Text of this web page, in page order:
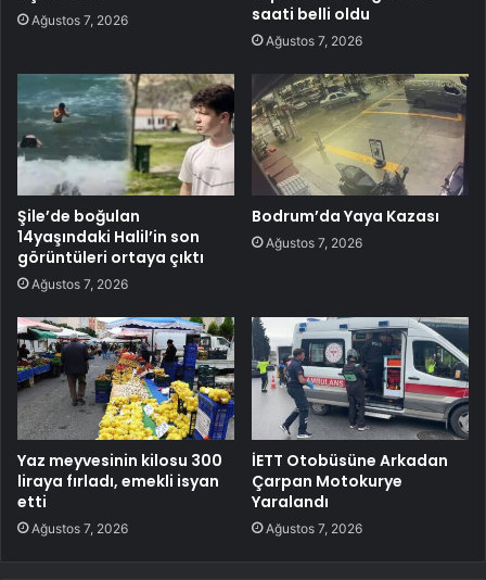
Ağustos 7, 2026
saati belli oldu
Ağustos 7, 2026
Şile’de boğulan
14yaşındaki Halil’in son
görüntüleri ortaya çıktı
Ağustos 7, 2026
Bodrum’da Yaya Kazası
Ağustos 7, 2026
Yaz meyvesinin kilosu 300
liraya fırladı, emekli isyan
etti
Ağustos 7, 2026
İETT Otobüsüne Arkadan
Çarpan Motokurye
Yaralandı
Ağustos 7, 2026